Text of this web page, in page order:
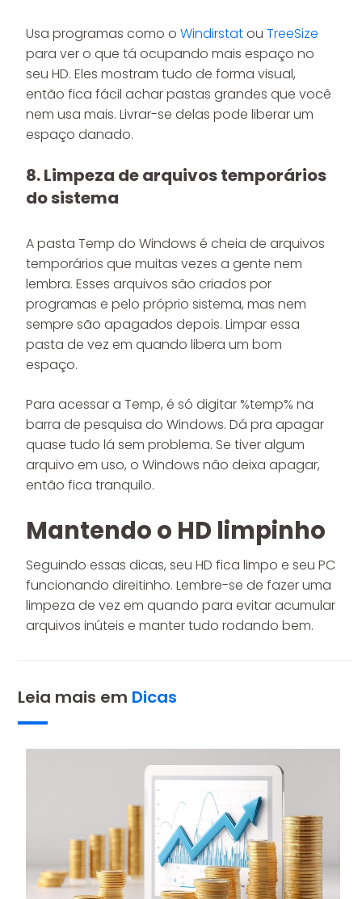
Usa programas como o Windirstatou TreeSize
para ver o que tá ocupando mais espaço no
seu HD. Eles mostram tudo de forma visual,
então fica fácil achar pastas grandes que você
nem usa mais. Livrar-se delas pode liberar um
espaço danado.
8. Limpeza de arquivos temporários
do sistema
A pasta Temp do Windows é cheia de arquivos
temporários que muitas vezes a gente nem
lembra. Esses arquivos são criados por
programas e pelo próprio sistema, mas nem
sempre são apagados depois. Limpar essa
pasta de vez em quando libera um bom
espaço.
Para acessar a Temp, é só digitar %temp% na
barra de pesquisa do Windows. Dá pra apagar
quase tudo lá sem problema. Se tiver algum
arquivo em uso, o Windows não deixa apagar,
então fica tranquilo.
Mantendo o HD limpinho
Seguindo essas dicas, seu HD fica limpo e seu PC
funcionando direitinho. Lembre-se de fazer uma
limpeza de vez em quando para evitar acumular
arquivos inúteis e manter tudo rodando bem.
Leia mais em Dicas